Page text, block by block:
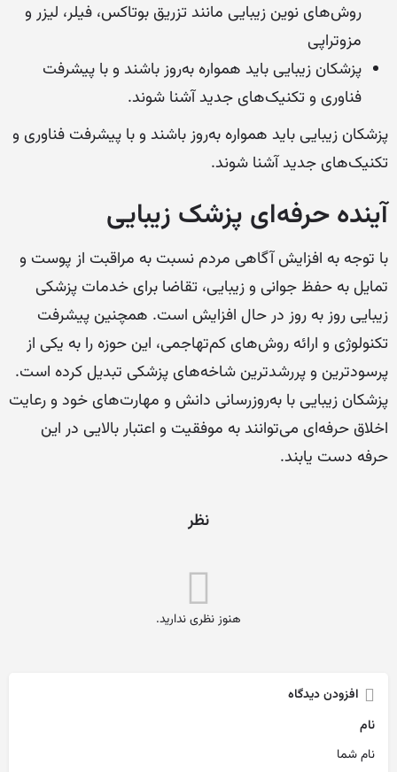
روش‌های نوین زیبایی مانند تزریق بوتاکس، فیلر، لیزر و
مزوتراپی
پزشکان زیبایی باید همواره به‌روز باشند و با پیشرفت
فناوری و تکنیک‌های جدید آشنا شوند.
پزشکان زیبایی باید همواره به‌روز باشند و با پیشرفت فناوری و
تکنیک‌های جدید آشنا شوند.
آینده حرفه‌ای پزشک زیبایی
با توجه به افزایش آگاهی مردم نسبت به مراقبت از پوست و
تمایل به حفظ جوانی و زیبایی، تقاضا برای خدمات پزشکی
زیبایی روز به روز در حال افزایش است. همچنین پیشرفت
تکنولوژی و ارائه روش‌های کم‌تهاجمی، این حوزه را به یکی از
پرسودترین و پررشدترین شاخه‌های پزشکی تبدیل کرده است.
پزشکان زیبایی با به‌روزرسانی دانش و مهارت‌های خود و رعایت
اخلاق حرفه‌ای می‌توانند به موفقیت و اعتبار بالایی در این
حرفه دست یابند.
نظر
هنوز نظری ندارید.
افزودن دیدگاه
نام